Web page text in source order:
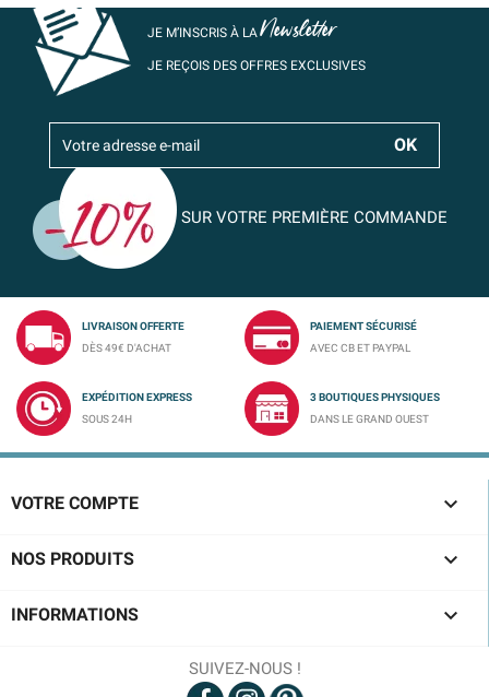
JE M’INSCRIS À LANewsletter
JE REÇOIS DES OFFRES EXCLUSIVES
SUR VOTRE PREMIÈRE COMMANDE
LIVRAISON OFFERTE
DÈS 49€ D'ACHAT
PAIEMENT SÉCURISÉ
AVEC CB ET PAYPAL
EXPÉDITION EXPRESS
SOUS 24H
3 BOUTIQUES PHYSIQUES
DANS LE GRAND OUEST
VOTRE COMPTE 
NOS PRODUITS 
INFORMATIONS 
SUIVEZ-NOUS !